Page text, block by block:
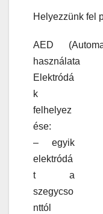
Helyezzünk fel
AED
használata
Elektródá
k
felhelyez
ése:
– egyik
elektródá
t a
szegycso
nttól